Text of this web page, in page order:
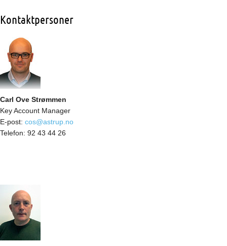
Kontaktpersoner
Carl Ove Strømmen
Key Account Manager
E-post: cos@astrup.no
Telefon: 92 43 44 26